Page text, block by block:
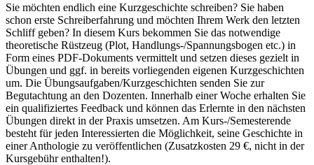
Sie möchten endlich eine Kurzgeschichte schreiben? Sie haben
schon erste Schreiberfahrung und möchten Ihrem Werk den letzten
Schliff geben? In diesem Kurs bekommen Sie das notwendige
theoretische Rüstzeug (Plot, Handlungs-/Spannungsbogen etc.) in
Form eines PDF-Dokuments vermittelt und setzen dieses gezielt in
Übungen und ggf. in bereits vorliegenden eigenen Kurzgeschichten
um. Die Übungsaufgaben/Kurzgeschichten senden Sie zur
Begutachtung an den Dozenten. Innerhalb einer Woche erhalten Sie
ein qualifiziertes Feedback und können das Erlernte in den nächsten
Übungen direkt in der Praxis umsetzen. Am Kurs-/Semesterende
besteht für jeden Interessierten die Möglichkeit, seine Geschichte in
einer Anthologie zu veröffentlichen (Zusatzkosten 29 €, nicht in der
Kursgebühr enthalten!).